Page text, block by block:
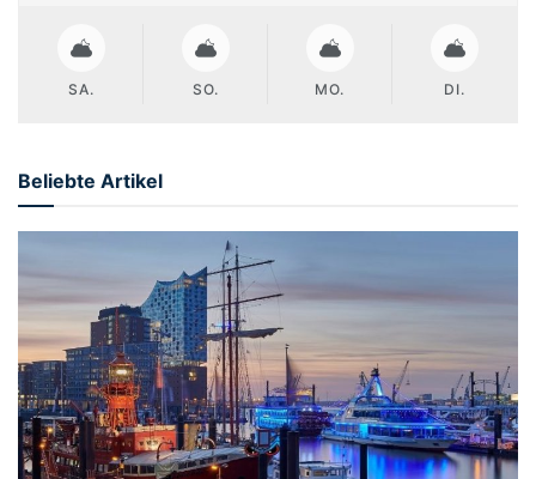
SA. SO. MO. DI.
Beliebte Artikel